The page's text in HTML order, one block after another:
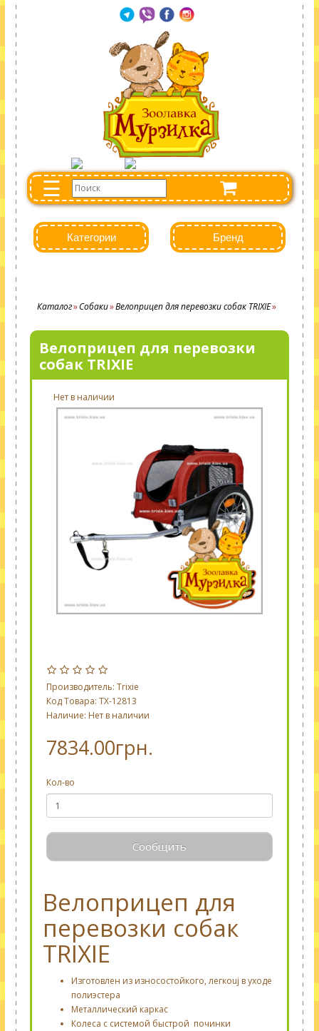
☰
Категории Бренд
Каталог Собаки Велоприцеп для перевозки собак TRIXIE
Велоприцеп для перевозки
собак TRIXIE
Нет в наличии
Производитель: Trixie
Код Товара: TX-12813
Наличие: Нет в наличии
7834.00грн.
Кол-во
Сообщить
Велоприцеп для
перевозки собак
TRIXIE
Изготовлен из износостойкого, легкоuj в уходе
полиэстера
Металлический каркас
Колеса с системой быстрой починки